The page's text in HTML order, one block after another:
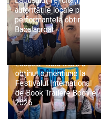
autoritățile locale pentru
performanțele obținute la
Bacalaureat
Echipa Colegiului „Vasile
Lucaciu” Baia Mare a
obținut o mențiune la
Festivalul Internațional
de Book Trailere Boovie
2026